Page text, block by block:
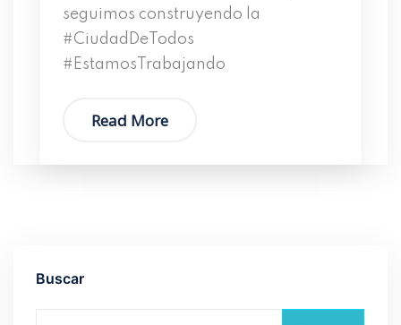
seguimos construyendo la
#CiudadDeTodos
#EstamosTrabajando
Read More
Buscar